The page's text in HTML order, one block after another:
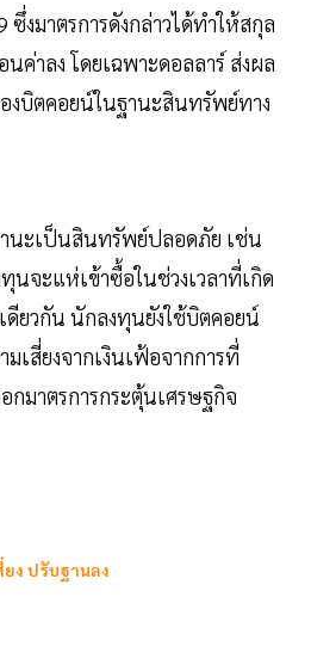
ซึ่งมาตรการดังกล่าวได้ทำให้สกุล
ค่าลง โดยเฉพาะดอลลาร์ ส่งผล
บิตคอยน์ในฐานะสินทรัพย์ทาง
นะเป็นสินทรัพย์ปลอดภัย เช่น
นจะแห่เข้าซื้อในช่วงเวลาที่เกิด
ยวกัน นักลงทุนยังใช้บิตคอยน์
เสี่ยงจากเงินเฟ้อจากการที่
กมาตรการกระตุ้นเศรษฐกิจ
ยง ปรับฐานลง